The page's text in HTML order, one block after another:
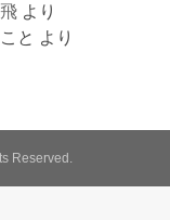
より
と より
Reserved.